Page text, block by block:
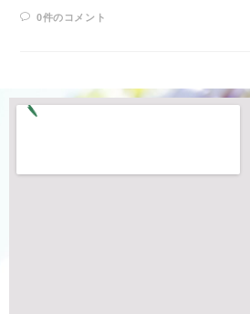
0件のコメント